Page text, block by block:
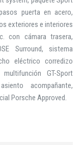
puerta en acero,
exteriores e interiores
con cámara trasera,
Surround, sistema
eléctrico corredizo
GT-Sport
acompañante,
Porsche Approved.